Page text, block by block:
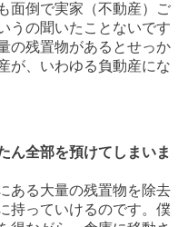
面倒で実家（不動産）ご
うの聞いたことないです
の残置物があるとせっか
が、いわゆる負動産にな
ん全部を預けてしまいま
ある大量の残置物を除去
持っていけるのです。僕